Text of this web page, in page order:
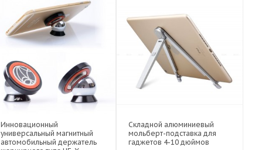
Инновационный
универсальный магнитный
автомобильный держатель
Складной алюминиевый
мольберт-подставка для
гаджетов 4-10 дюймов